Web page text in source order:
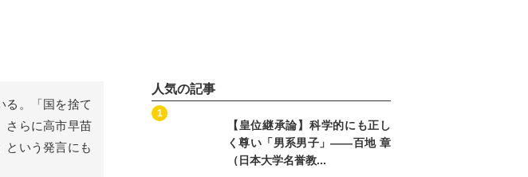
る。「国を捨て
さらに高市早苗
という発言にも
人気の記事
【皇位継承論】科学的にも正し
く尊い「男系男子」――百地 章
（日本大学名誉教...
1